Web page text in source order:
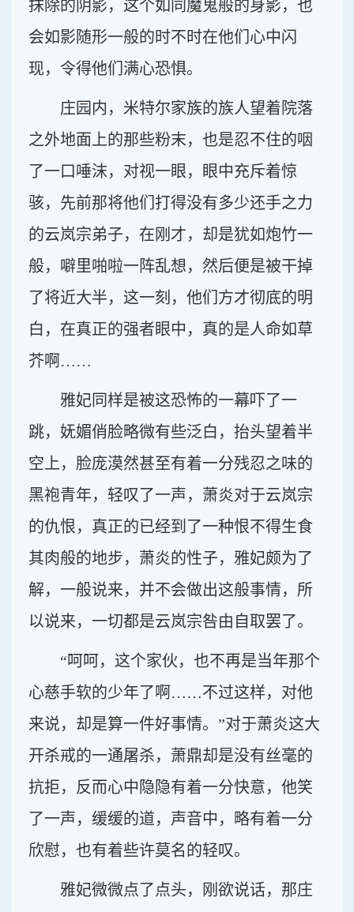
抹除的阴影，这个如同魔鬼般的身影，也
会如影随形一般的时不时在他们心中闪
现，令得他们满心恐惧。
庄园内，米特尔家族的族人望着院落
之外地面上的那些粉末，也是忍不住的咽
了一口唾沫，对视一眼，眼中充斥着惊
骇，先前那将他们打得没有多少还手之力
的云岚宗弟子，在刚才，却是犹如炮竹一
般，噼里啪啦一阵乱想，然后便是被干掉
了将近大半，这一刻，他们方才彻底的明
白，在真正的强者眼中，真的是人命如草
芥啊……
雅妃同样是被这恐怖的一幕吓了一
跳，妩媚俏脸略微有些泛白，抬头望着半
空上，脸庞漠然甚至有着一分残忍之味的
黑袍青年，轻叹了一声，萧炎对于云岚宗
的仇恨，真正的已经到了一种恨不得生食
其肉般的地步，萧炎的性子，雅妃颇为了
解，一般说来，并不会做出这般事情，所
以说来，一切都是云岚宗咎由自取罢了。
“呵呵，这个家伙，也不再是当年那个
心慈手软的少年了啊……不过这样，对他
来说，却是算一件好事情。”对于萧炎这大
开杀戒的一通屠杀，萧鼎却是没有丝毫的
抗拒，反而心中隐隐有着一分快意，他笑
了一声，缓缓的道，声音中，略有着一分
欣慰，也有着些许莫名的轻叹。
雅妃微微点了点头，刚欲说话，那庄